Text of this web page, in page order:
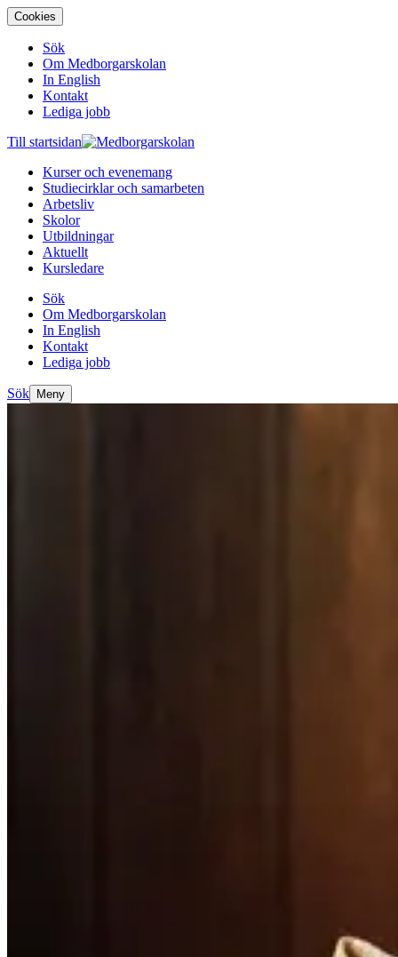
Cookies
Sök
Om Medborgarskolan
In English
Kontakt
Lediga jobb
Till startsidan
Kurser och evenemang
Studiecirklar och samarbeten
Arbetsliv
Skolor
Utbildningar
Aktuellt
Kursledare
Sök
Om Medborgarskolan
In English
Kontakt
Lediga jobb
Sök Meny